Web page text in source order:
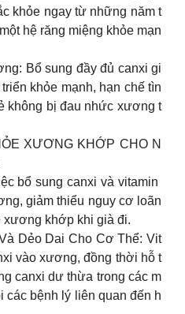
khỏe ngay từ những năm t
hệ răng miệng khỏe mạn
Bổ sung đầy đủ canxi gi
khỏe mạnh, hạn chế tìn
không bị đau nhức xương t
XƯƠNG KHỚP CHO N
bổ sung canxi và vitamin
giảm thiểu nguy cơ loãn
xương khớp khi già đi.
Dẻo Dai Cho Cơ Thể: Vit
vào xương, đồng thời hỗ t
canxi dư thừa trong các m
các bệnh lý liên quan đến h